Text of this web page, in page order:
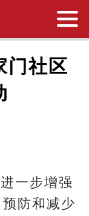
门社区
一步增强
防和减少